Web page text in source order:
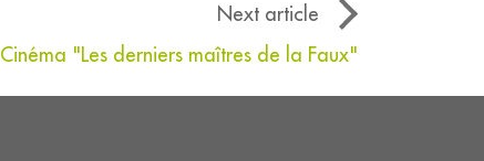
Next article
Cinéma "Les derniers maîtres de la Faux"